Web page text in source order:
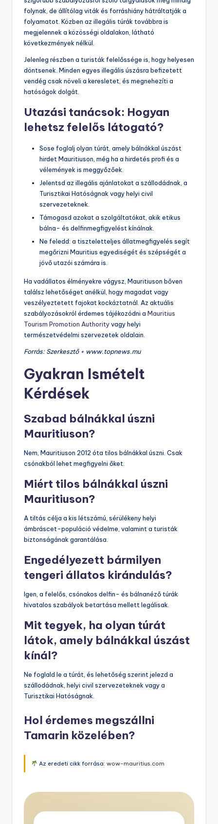
folynak, de állítólag viták és forráshiány hátráltatják a
folyamatot. Közben az illegális túrák továbbra is
megjelennek a közösségi oldalakon, látható
következmények nélkül.
Jelenleg részben a turisták felelőssége is, hogy helyesen
döntsenek. Minden egyes illegális úszásra befizetett
vendég csak növeli a keresletet, és megnehezíti a
hatóságok dolgát.
Utazási tanácsok: Hogyan
lehetsz felelős látogató?
Sose foglalj olyan túrát, amely bálnákkal úszást
hirdet Mauritiuson, még ha a hirdetés profi és a
vélemények is meggyőzőek.
Jelentsd az illegális ajánlatokat a szállodádnak, a
Turisztikai Hatóságnak vagy helyi civil
szervezeteknek.
Támogasd azokat a szolgáltatókat, akik etikus
bálna- és delfinmegfigyelést kínálnak.
Ne feledd: a tiszteletteljes állatmegfigyelés segít
megőrizni Mauritius egyediségét és szépségét a
jövő utazói számára is.
Ha vadállatos élményekre vágysz, Mauritiuson bőven
találsz lehetőséget anélkül, hogy magadat vagy
veszélyeztetett fajokat kockáztatnál. Az aktuális
szabályozásokról érdemes tájékozódni a Mauritius
Tourism Promotion Authorityvagy helyi
természetvédelmi szervezetek oldalain.
Forrás: Szerkesztő + www.topnews.mu
Gyakran Ismételt
Kérdések
Szabad bálnákkal úszni
Mauritiuson?
Nem, Mauritiuson 2012 óta tilos bálnákkal úszni. Csak
csónakból lehet megfigyelni őket.
Miért tilos bálnákkal úszni
Mauritiuson?
A tiltás célja a kis létszámú, sérülékeny helyi
ámbráscet-populáció védelme, valamint a turisták
biztonságának garantálása.
Engedélyezett bármilyen
tengeri állatos kirándulás?
Igen, a felelős, csónakos delfin- és bálnanéző túrák
hivatalos szabályok betartása mellett legálisak.
Mit tegyek, ha olyan túrát
látok, amely bálnákkal úszást
kínál?
Ne foglald le a túrát, és lehetőség szerint jelezd a
szállodádnak, helyi civil szervezeteknek vagy a
Turisztikai Hatóságnak.
Hol érdemes megszállni
Tamarin közelében?
Az eredeti cikk forrása:wow-mauritius.com